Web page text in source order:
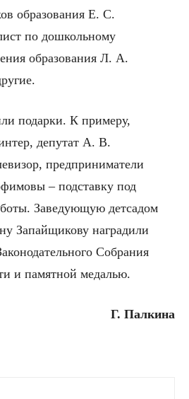
образования Е. С.
по дошкольному
образования Л. А.
подарки. К примеру,
депутат А. В.
предприниматели
– подставку под
Заведующую детсадом
Запайщикову наградили
Собрания
и памятной медалью.
Г. Палкина